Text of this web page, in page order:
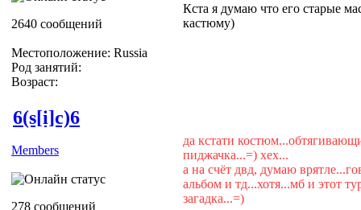
2640 сообщений
Местоположение: Russia
Род занятий:
Возраст:
Кста я думаю что его старые
кастюму)
6(s[i]c)6
Members
278 сообщений
да кстати
пиджачка...=) хех...
а на счёт двд, думаю
альбом и тд...хотя...мб и этот
загадка...=)